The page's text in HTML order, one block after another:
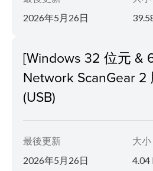
2026年5月26日
[Windows 32 位元 &
Network ScanGear 2
(USB)
最後更新
2026年5月26日
大小
4.04